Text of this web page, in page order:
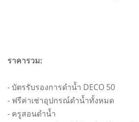
ราคารวม:
- บัตรรับรองการดำน้ำ DECO 50
- ฟรีค่าเช่าอุปกรณ์ดำน้ำทั้งหมด
- ครูสอนดำน้ำ